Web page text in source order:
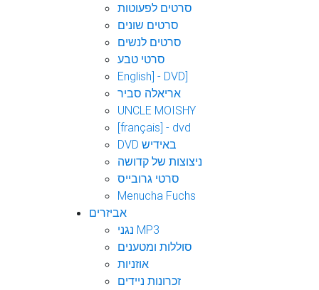
סרטים לפעוטות
סרטים שונים
סרטים לנשים
סרטי טבע
English] - DVD]
אריאלה סביר
UNCLE MOISHY
[français] - dvd
DVD באידיש
ניצוצות של קדושה
סרטי גרובייס
Menucha Fuchs
אביזרים
נגני MP3
סוללות ומטענים
אוזניות
זכרונות ניידים